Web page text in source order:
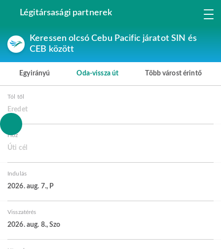
Légitársasági partnerek
Keressen olcsó Cebu Pacific járatot SIN és
CEB között
Egyirányú Oda-vissza út Több várost érintő
Tól től
Eredet
Hoz
Úti cél
Indulás
2026. aug. 7., P
Visszatérés
2026. aug. 8., Szo